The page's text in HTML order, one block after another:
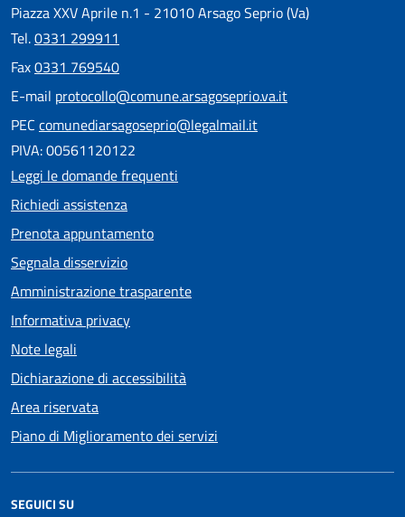
Piazza XXV Aprile n.1 - 21010 Arsago Seprio (Va)
Tel.0331 299911
Fax0331 769540
E-mail protocollo@comune.arsagoseprio.va.it
PEC comunediarsagoseprio@legalmail.it
PIVA: 00561120122
Leggi le domande frequenti
Richiedi assistenza
Prenota appuntamento
Segnala disservizio
Amministrazione trasparente
Informativa privacy
Note legali
Dichiarazione di accessibilità
Area riservata
Piano di Miglioramento dei servizi
SEGUICI SU